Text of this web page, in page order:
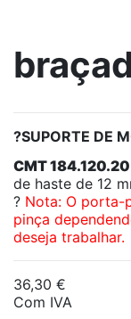
?SUPORTE DE
CMT 184.120.20
de haste de 12
? Nota: O porta-
pinça
deseja trabalhar.
36,30 €
Com IVA